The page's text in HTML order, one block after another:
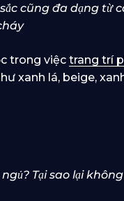
cũng đa dạng
trong việc trang trí
xanh lá, beige,
Tại sao lại không